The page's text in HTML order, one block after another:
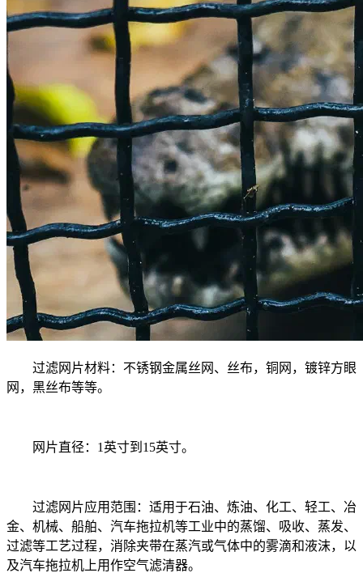
过滤网片材料：不锈钢金属丝网、丝布，铜网，镀锌方眼
网，黑丝布等等。
网片直径：1英寸到15英寸。
过滤网片应用范围：适用于石油、炼油、化工、轻工、冶
金、机械、船舶、汽车拖拉机等工业中的蒸馏、吸收、蒸发、
过滤等工艺过程，消除夹带在蒸汽或气体中的雾滴和液沫，以
及汽车拖拉机上用作空气滤清器。